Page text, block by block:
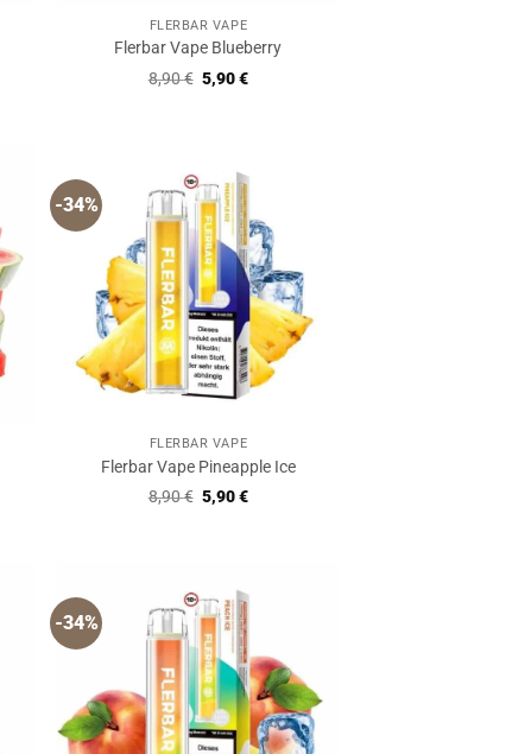
FLERBAR VAPE
Flerbar Vape Blueberry
8,90€ Ursprünglicher
5,90€Aktueller
-34%
FLERBAR VAPE
Flerbar Vape Pineapple Ice
8,90€ Ursprünglicher
5,90€Aktueller
-34%